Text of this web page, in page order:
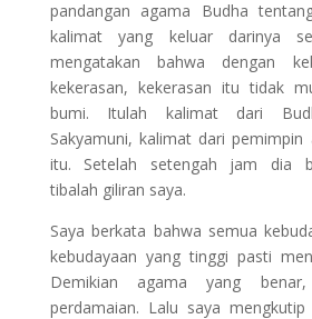
pandangan agama Budha
kalimat yang keluar darinya
mengatakan bahwa dengan
kekerasan, kekerasan itu tidak
bumi. Itulah kalimat dari
Sakyamuni, kalimat dari
itu. Setelah setengah jam dia
tibalah giliran saya.
Saya berkata bahwa semua
kebudayaan yang tinggi pasti
Demikian agama yang
perdamaian. Lalu saya